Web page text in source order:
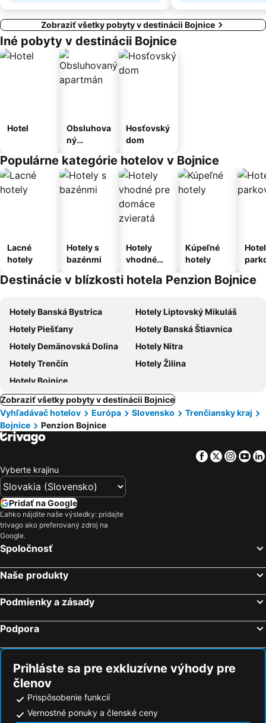
Zobraziť všetky pobyty v destinácii Bojnice
Iné pobyty v destinácii Bojnice
Hotel
Obsluhova
ný
Hosťovský
dom
Populárne kategórie hotelov v Bojnice
Lacné
hotely
Hotely s
bazénmi
Hotely
vhodné
domáce
Kúpeľné
hotely
Destinácie v blízkosti hotela Penzion Bojnice
Hotely Banská Bystrica
Hotely Liptovský Mikuláš
Hotely Piešťany
Hotely Banská Štiavnica
Hotely Demänovská Dolina
Hotely Nitra
Hotely Trenčín
Hotely Žilina
Hotely Bojnice
Zobraziť všetky pobyty v destinácii Bojnice
Vyhľadávač hotelov
Európa Slovensko
Trenčiansky kraj
Bojnice
Penzion Bojnice
Facebook
Twitter
Vyberte krajinu
Pridať na Google
Ľahko nájdite naše výsledky: pridajte
trivago ako preferovaný zdroj na
Google.
Spoločnosť
Naše produkty
Podmienky a zásady
Podpora
Prihláste sa pre exkluzívne výhody pre
členov
Prispôsobenie funkcií
Vernostné ponuky a členské ceny